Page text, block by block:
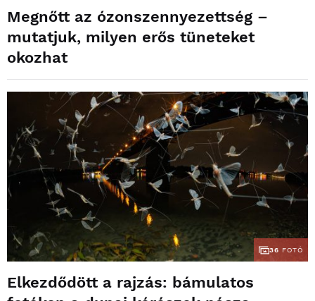
Megnőtt az ózonszennyezettség –
mutatjuk, milyen erős tüneteket
okozhat
36 FOTÓ
Elkezdődött a rajzás: bámulatos